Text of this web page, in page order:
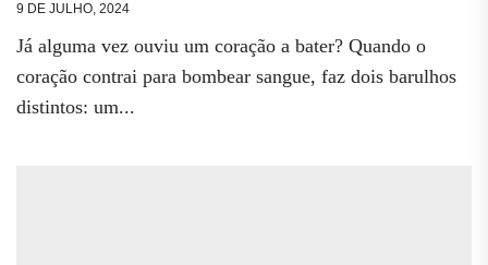
9 DE JULHO, 2024
Já alguma vez ouviu um coração a bater? Quando o
coração contrai para bombear sangue, faz dois barulhos
distintos: um...